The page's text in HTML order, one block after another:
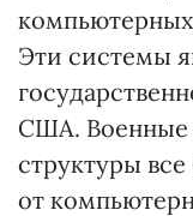
Эти системы
США. Военные
структуры
от